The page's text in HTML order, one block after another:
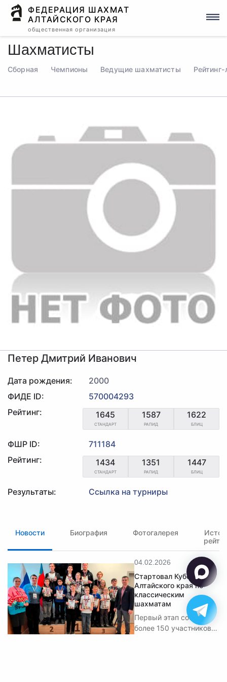
ФЕДЕРАЦИЯ ШАХМАТ
АЛТАЙСКОГО КРАЯ
общественная организация
Шахматисты
Сборная Чемпионы Ведущие шахматисты Рейтинг-
Петер Дмитрий Иванович
Дата рождения:
2000
ФИДЕ ID:
570004293
Рейтинг:
1645
СТАНДАРТ
1587
РАПИД
1622
БЛИЦ
ФШР ID:
711184
Рейтинг:
1434
СТАНДАРТ
1351
РАПИД
1447
БЛИЦ
Результаты: Ссылка на турниры
Новости Биография Фотогалерея
04.02.2026
Стартовал Кубок
Алтайского края по
классическим
шахматам
Первый этап собрал
более 150 участников